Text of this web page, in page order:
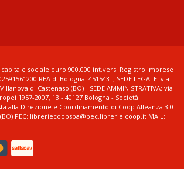
- capitale sociale euro 900.000 int.vers. Registro imprese
REA di Bologna: 451543 ; SEDE LEGALE: via
di Castenaso (BO) - SEDE AMMINISTRATIVA: via
1957-2007, 13 - 40127 Bologna - Società
alla Direzione e Coordinamento di Coop Alleanza 3.0
PEC: libreriecoopspa@pec.librerie.coop.it MAIL: